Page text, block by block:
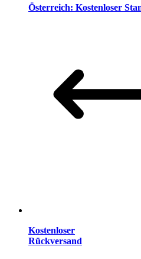
Österreich: Kostenloser
Kostenloser
Rückversand